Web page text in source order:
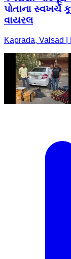
પોતાના સ્વખર્ચે
વાયરલ
Kaprada, Valsad |